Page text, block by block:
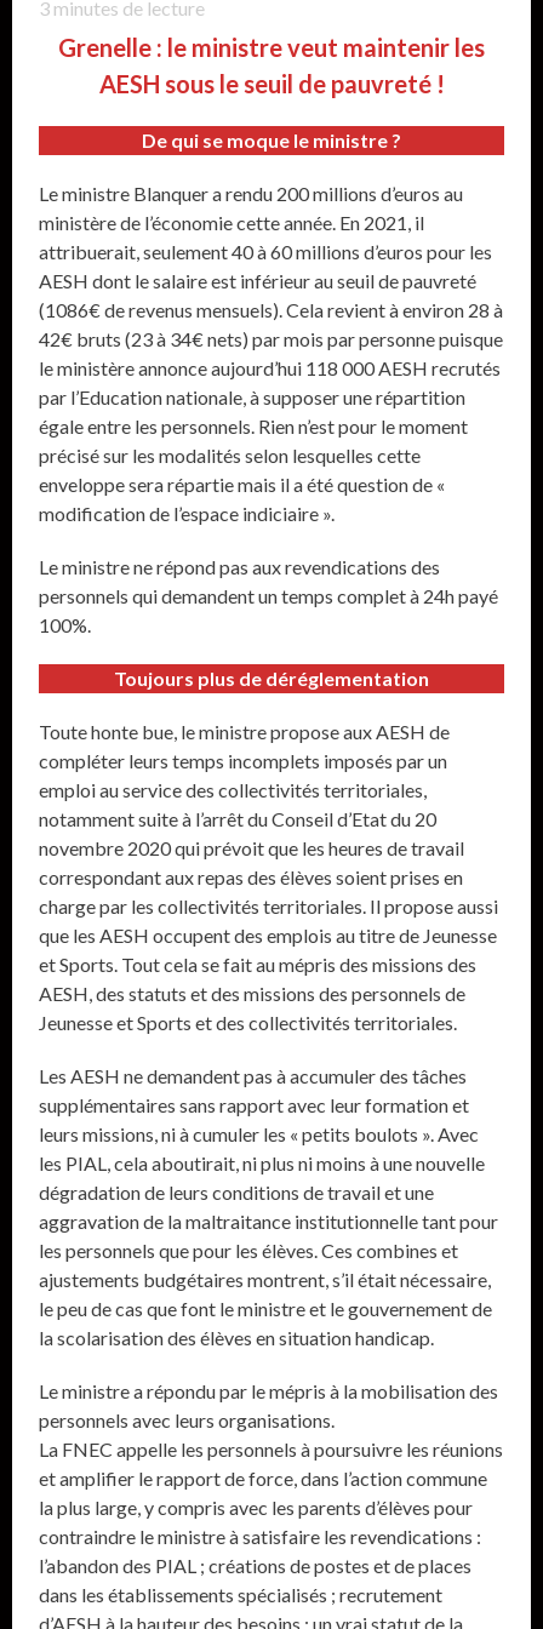
3 minutes de lecture
Grenelle : le ministre veut maintenir les
AESH sous le seuil de pauvreté !
De qui se moque le ministre ?
Le ministre Blanquer a rendu 200 millions d’euros au
ministère de l’économie cette année. En 2021, il
attribuerait, seulement 40 à 60 millions d’euros pour les
AESH dont le salaire est inférieur au seuil de pauvreté
(1086€ de revenus mensuels). Cela revient à environ 28 à
42€ bruts (23 à 34€ nets) par mois par personne puisque
le ministère annonce aujourd’hui 118 000 AESH recrutés
par l’Education nationale, à supposer une répartition
égale entre les personnels. Rien n’est pour le moment
précisé sur les modalités selon lesquelles cette
enveloppe sera répartie mais il a été question de «
modification de l’espace indiciaire ».
Le ministre ne répond pas aux revendications des
personnels qui demandent un temps complet à 24h payé
100%.
Toujours plus de déréglementation
Toute honte bue, le ministre propose aux AESH de
compléter leurs temps incomplets imposés par un
emploi au service des collectivités territoriales,
notamment suite à l’arrêt du Conseil d’Etat du 20
novembre 2020 qui prévoit que les heures de travail
correspondant aux repas des élèves soient prises en
charge par les collectivités territoriales. Il propose aussi
que les AESH occupent des emplois au titre de Jeunesse
et Sports. Tout cela se fait au mépris des missions des
AESH, des statuts et des missions des personnels de
Jeunesse et Sports et des collectivités territoriales.
Les AESH ne demandent pas à accumuler des tâches
supplémentaires sans rapport avec leur formation et
leurs missions, ni à cumuler les « petits boulots ». Avec
les PIAL, cela aboutirait, ni plus ni moins à une nouvelle
dégradation de leurs conditions de travail et une
aggravation de la maltraitance institutionnelle tant pour
les personnels que pour les élèves. Ces combines et
ajustements budgétaires montrent, s’il était nécessaire,
le peu de cas que font le ministre et le gouvernement de
la scolarisation des élèves en situation handicap.
Le ministre a répondu par le mépris à la mobilisation des
personnels avec leurs organisations.
La FNEC appelle les personnels à poursuivre les réunions
et amplifier le rapport de force, dans l’action commune
la plus large, y compris avec les parents d’élèves pour
contraindre le ministre à satisfaire les revendications :
l’abandon des PIAL ; créations de postes et de places
dans les établissements spécialisés ; recrutement
d’AESH à la hauteur des besoins ; un vrai statut de la